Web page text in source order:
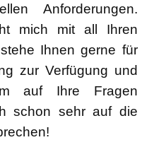
Anforderungen.
mich mit all Ihren
Ihnen gerne für
zur Verfügung und
auf Ihre Fragen
schon sehr auf die